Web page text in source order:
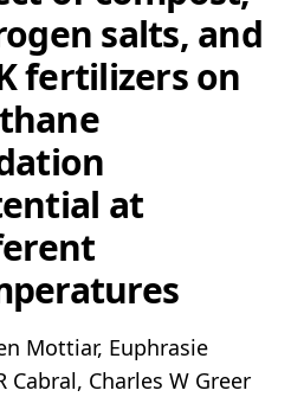
salts, and
fertilizers on
at
Mottiar, Euphrasie
Charles W Greer